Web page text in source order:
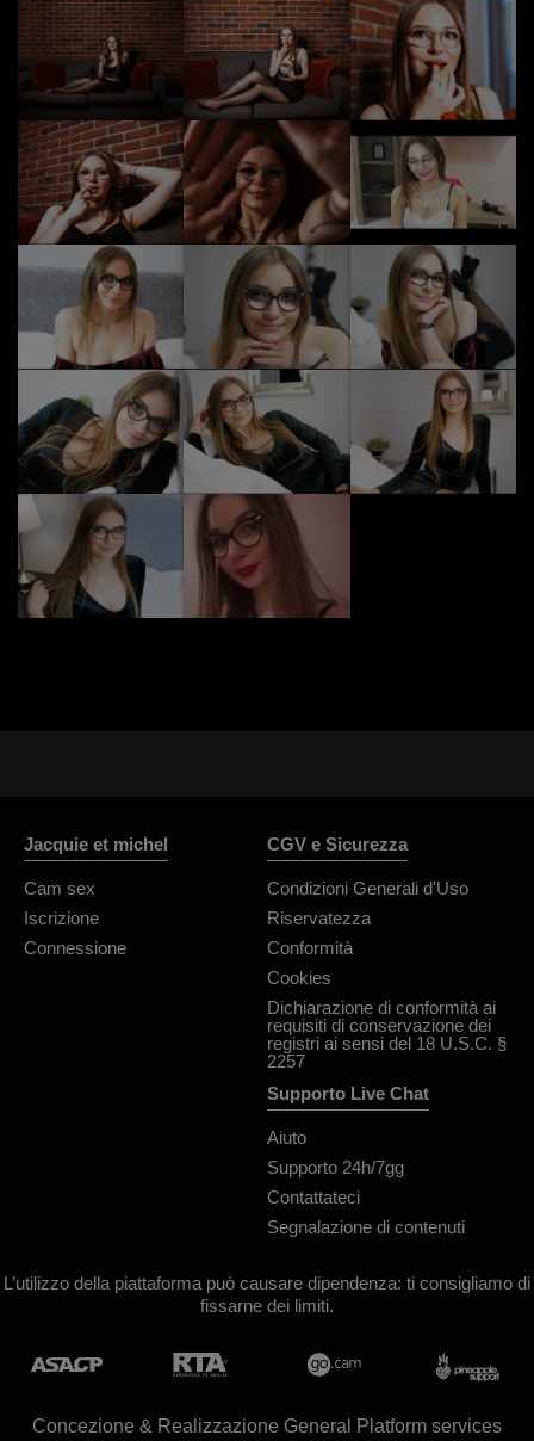
Jacquie et michel
Cam sex
Iscrizione
Connessione
CGV e Sicurezza
Condizioni Generali d'Uso
Riservatezza
Conformità
Cookies
Dichiarazione di conformità ai
requisiti di conservazione dei
registri ai sensi del 18 U.S.C. §
2257
Supporto Live Chat
Aiuto
Supporto 24h/7gg
Contattateci
Segnalazione di contenuti
L’utilizzo della piattaforma può causare dipendenza: ti consigliamo di
fissarne dei limiti.
Concezione & Realizzazione General Platform services